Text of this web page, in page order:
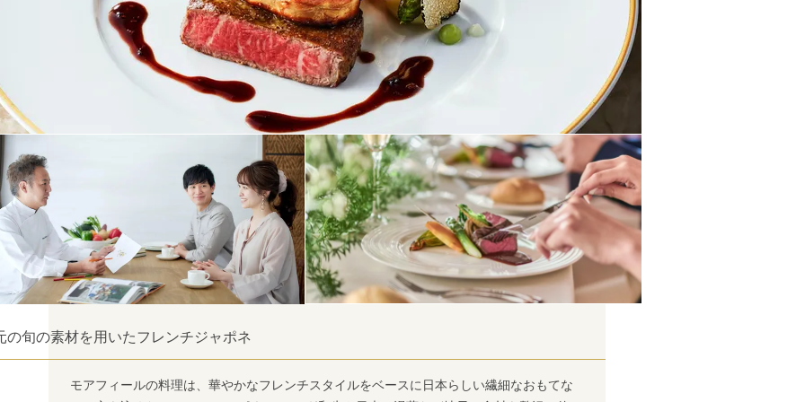
の旬の素材を用いたフレンチジャポネ
モアフィールの料理は、華やかなフレンチスタイルをベースに日本らしい繊細なおもてな